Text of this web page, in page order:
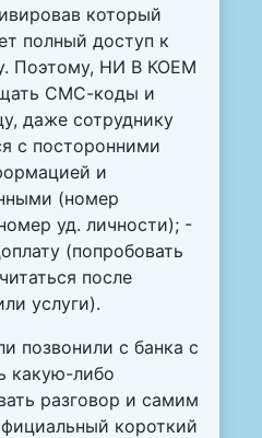
который
полный доступ к
Поэтому, НИ В КОЕМ
СМС-коды и
даже сотруднику
с посторонними
и
(номер
уд. личности); -
(попробовать
после
услуги).
позвонили с банка с
какую-либо
разговор и самим
короткий